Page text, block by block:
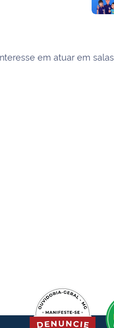
em atuar em salas